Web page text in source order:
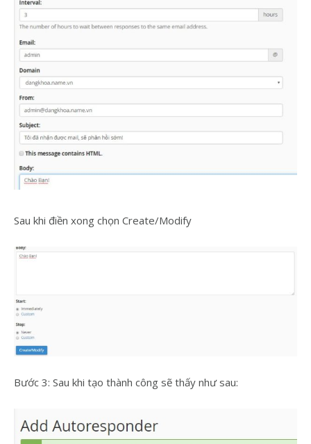
Sau khi điền xong chọn Create/Modify
Bước 3: Sau khi tạo thành công sẽ thấy như sau: